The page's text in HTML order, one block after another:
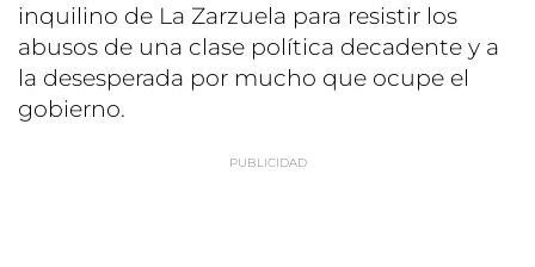
inquilino de La Zarzuela para resistir los
abusos de una clase política decadente y a
la desesperada por mucho que ocupe el
gobierno.